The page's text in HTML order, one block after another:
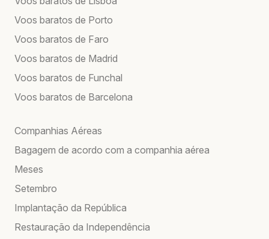
Voos baratos de Porto
Voos baratos de Faro
Voos baratos de Madrid
Voos baratos de Funchal
Voos baratos de Barcelona
Companhias Aéreas
Bagagem de acordo com a companhia aérea
Meses
Setembro
Implantação da República
Restauração da Independência